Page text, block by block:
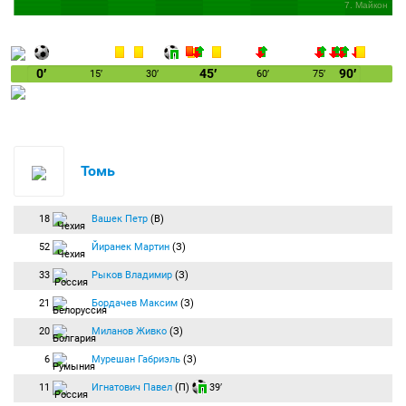
7. Майкон
0′ 15′ 30′ 45′ 60′ 75′ 90′
Томь
18 Вашек Петр (В)
52 Йиранек Мартин (З)
33 Рыков Владимир (З)
21 Бордачев Максим (З)
20 Миланов Живко (З)
6 Мурешан Габриэль (З)
11 Игнатович Павел (П) 39′